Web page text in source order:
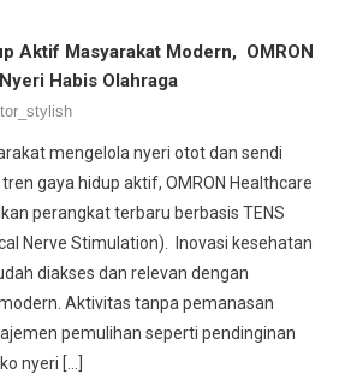
Aktif Masyarakat Modern, OMRON
Habis Olahraga
mengelola nyeri otot dan sendi
gaya hidup aktif, OMRON Healthcare
perangkat terbaru berbasis TENS
Nerve Stimulation). Inovasi kesehatan
diakses dan relevan dengan
Aktivitas tanpa pemanasan
pemulihan seperti pendinginan
nyeri […]